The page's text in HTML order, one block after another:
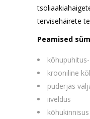
tervisehäirete
Peamised
krooniline
puderjas
iiveldus
kõhukinnisus